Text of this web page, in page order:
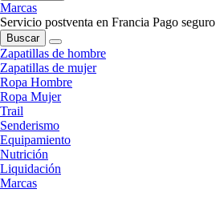
Marcas
Servicio postventa en Francia Pago seguro
Buscar
Zapatillas de hombre
Zapatillas de mujer
Ropa Hombre
Ropa Mujer
Trail
Senderismo
Equipamiento
Nutrición
Liquidación
Marcas